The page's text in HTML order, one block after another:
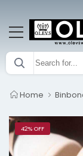
Home
42% OFF